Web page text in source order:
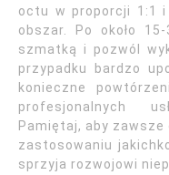
octu w proporcji 1:1
obszar. Po około
szmatką i pozwól
przypadku bardzo
konieczne
profesjonalnych
Pamiętaj, aby zawsze
zastosowaniu
sprzyja rozwojowi